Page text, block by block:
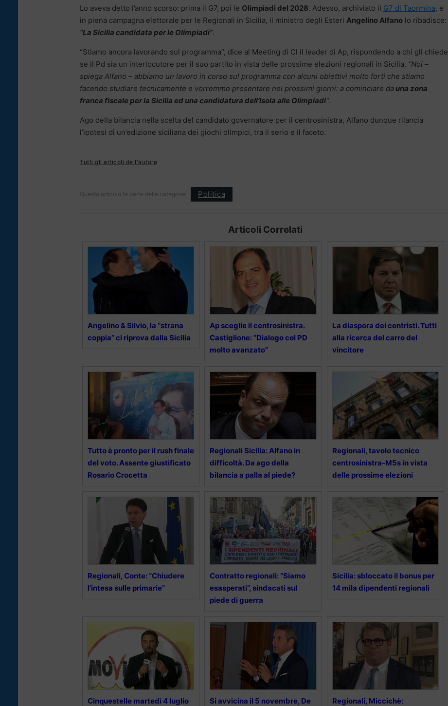
Lo aveva detto l’anno scorso: prima il G7, poi le Olimpiadi del 2028. Adesso, archiviato il G7 di Taormina, e
in piena campagna elettorale per le Regionali in Sicilia, il ministro degli Esteri Angelino Alfano lo ribadisce:
“La Sicilia candidata per le Olimpiadi”.
“Stiamo ancora lavorando sul programma”, dice al Meeting di Cl il leader di Ap, rispondendo a chi gli chiede
se il Pd sia un interlocutore per il suo partito in vista delle prossime elezioni regionali in Sicilia. “Noi –
spiega Alfano – abbiamo un lavoro in corso sul programma con alcuni obiettivi molto forti che stiamo
facendo studiare tecnicamente e vorremmo presentare nei prossimi giorni: a cominciare da una zona
franca fiscale per la Sicilia ed una candidatura dell’Isola alle Olimpiadi“.
Ago della bilancia nella scelta del candidato governatore per il centrosinistra, Alfano dunque rilancia
l’ipotesi di un’edizione siciliana dei giochi olimpici, tra il serio e il faceto.
Tutti gli articoli dell'autore
Questo articolo fa parte delle categorie: Politica
Articoli Correlati
Angelino & Silvio, la “strana
coppia” ci riprova dalla Sicilia
Ap sceglie il centrosinistra.
Castiglione: “Dialogo col PD
molto avanzato”
La diaspora dei centristi. Tutti
alla ricerca del carro del
vincitore
Tutto è pronto per il rush finale
del voto. Assente giustificato
Rosario Crocetta
Regionali Sicilia: Alfano in
difficoltà. Da ago della
bilancia a palla al piede?
Regionali, tavolo tecnico
centrosinistra-M5s in vista
delle prossime elezioni
Regionali, Conte: “Chiudere
l’intesa sulle primarie”
Contratto regionali: “Siamo
esasperati”, sindacati sul
piede di guerra
Sicilia: sbloccato il bonus per
14 mila dipendenti regionali
Cinquestelle martedì 4 luglio
Si avvicina il 5 novembre, De
Regionali, Miccichè: